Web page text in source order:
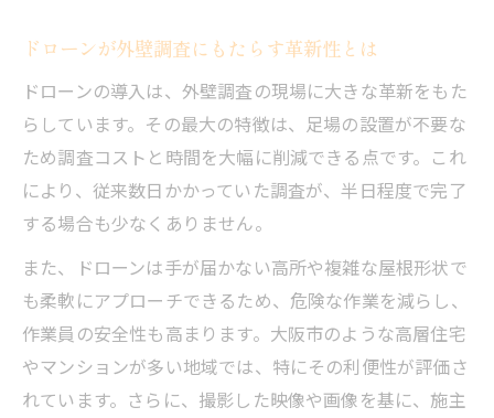
大阪市で押さえるべきドローン規制ポイント
本
大阪市内での外壁塗装ドローン活用ガイド
外壁調査に必要なドローン飛行許可の注意
点
外壁塗装現場で違反を防ぐ規制チェックリ
ドローン調査利用時の安全管理と法令遵守
コスト比較で見るドローン外壁調査の実力
外壁塗装ドローン調査のコスト構造を解剖
ドローンが外壁調査にもたらす革新性とは
ドローンの導入は、外壁調査の現場に大きな革新をもた
らしています。その最大の特徴は、足場の設置が不要な
ため調査コストと時間を大幅に削減できる点です。これ
により、従来数日かかっていた調査が、半日程度で完了
する場合も少なくありません。
また、ドローンは手が届かない高所や複雑な屋根形状で
も柔軟にアプローチできるため、危険な作業を減らし、
作業員の安全性も高まります。大阪市のような高層住宅
やマンションが多い地域では、特にその利便性が評価さ
れています。さらに、撮影した映像や画像を基に、施主